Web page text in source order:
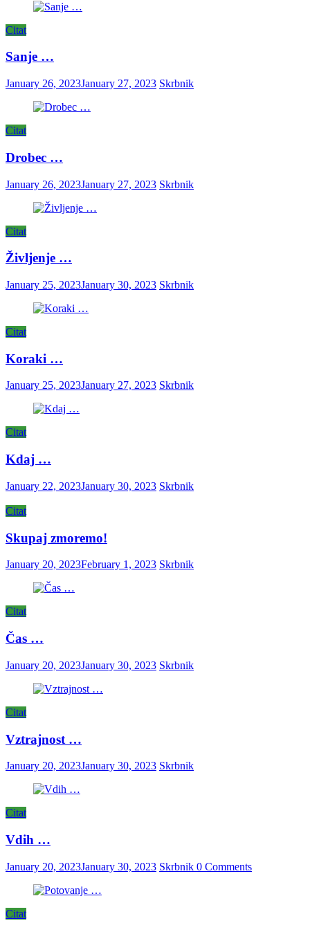
Citat
Sanje …
January 26, 2023January 27, 2023 Skrbnik
Citat
Drobec …
January 26, 2023January 27, 2023 Skrbnik
Citat
Življenje …
January 25, 2023January 30, 2023 Skrbnik
Citat
Koraki …
January 25, 2023January 27, 2023 Skrbnik
Citat
Kdaj …
January 22, 2023January 30, 2023 Skrbnik
Citat
Skupaj zmoremo!
January 20, 2023February 1, 2023 Skrbnik
Citat
Čas …
January 20, 2023January 30, 2023 Skrbnik
Citat
Vztrajnost …
January 20, 2023January 30, 2023 Skrbnik
Citat
Vdih …
January 20, 2023January 30, 2023 Skrbnik 0 Comments
Citat